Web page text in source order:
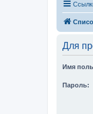
Для
Имя
Пароль: